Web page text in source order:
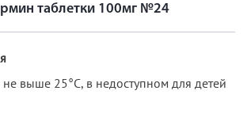
таблетки 100мг №24
выше 25°С, в недоступном для детей